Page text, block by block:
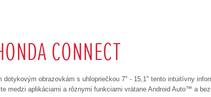
CONNECT
obrazovkám s uhlopriečkou 7" - 15,1" tento intuitívny
medzi aplikáciami a rôznymi funkciami vrátane Android Auto™ a